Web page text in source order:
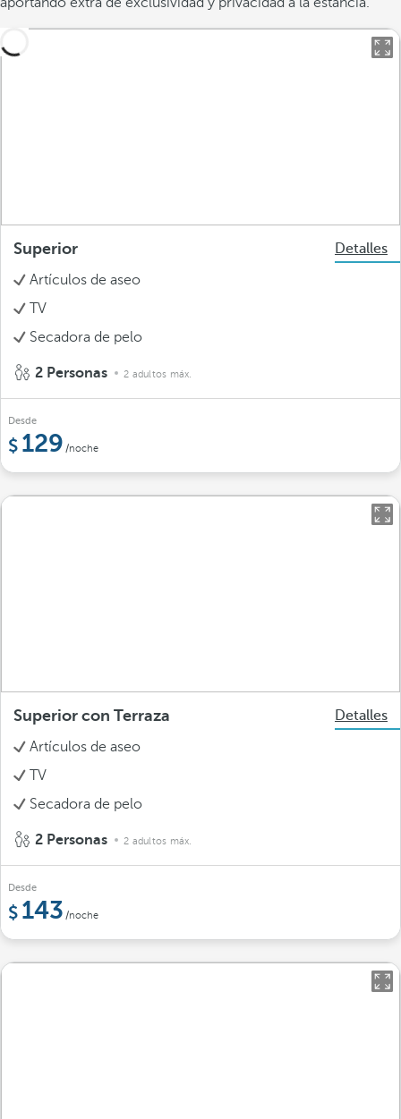
Superior
Detalles
Artículos de aseo
TV
Secadora de pelo
2 Personas 2 adultos máx.
Desde
129 /noche
Superior con Terraza
Detalles
Artículos de aseo
TV
Secadora de pelo
2 Personas 2 adultos máx.
Desde
143 /noche